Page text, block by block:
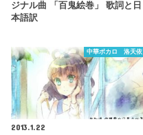
ジナル曲 「百鬼絵巻」 歌詞と日
本語訳
中華ボカロ 洛天依
2013.1.22